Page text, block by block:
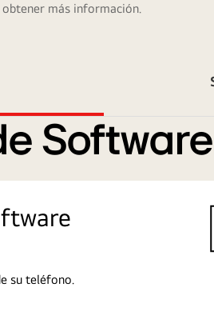
obtener más información.
su teléfono.